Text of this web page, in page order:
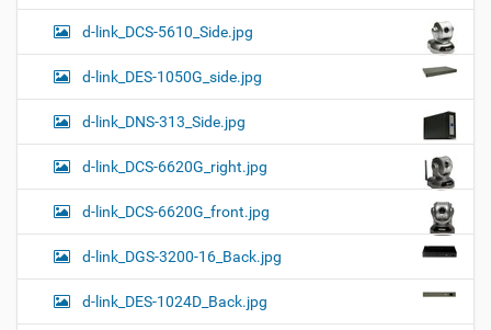
d-link_DCS-5610_Side.jpg
d-link_DES-1050G_side.jpg
d-link_DNS-313_Side.jpg
d-link_DCS-6620G_right.jpg
d-link_DCS-6620G_front.jpg
d-link_DGS-3200-16_Back.jpg
d-link_DES-1024D_Back.jpg